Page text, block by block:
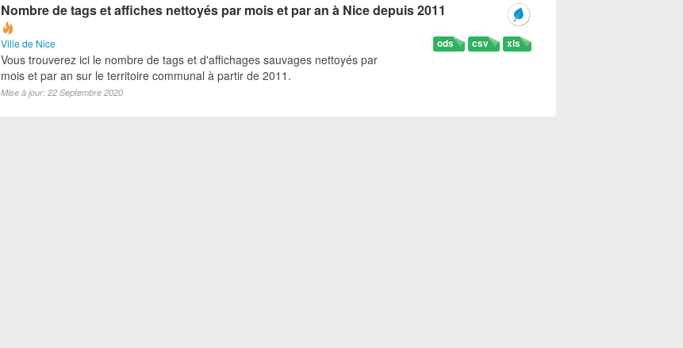
Nombre de tags et affiches nettoyés par mois et par an à Nice depuis 2011
Ville de Nice xls
csv
ods
Vous trouverez ici le nombre de tags et d'affichages sauvages nettoyés par
mois et par an sur le territoire communal à partir de 2011.
Mise à jour: 22 Septembre 2020